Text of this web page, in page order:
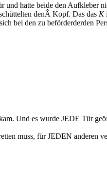
hatte beide den Aufkleber
denÂ Kopf. Das das K
bei den zu beförderderden
Und es wurde JEDE Tür
muss, für JEDEN anderen